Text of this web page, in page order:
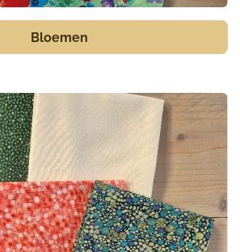
Bloemen